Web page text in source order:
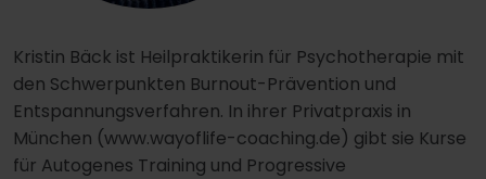
Kristin Bäck ist Heilpraktikerin für Psychotherapie mit
den Schwerpunkten Burnout-Prävention und
Entspannungsverfahren. In ihrer Privatpraxis in
München (www.wayoflife-coaching.de) gibt sie Kurse
für Autogenes Training und Progressive